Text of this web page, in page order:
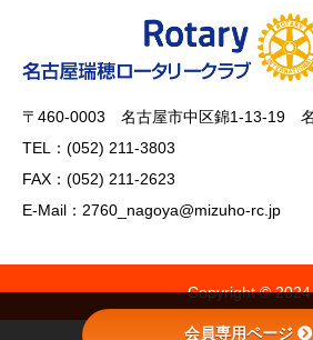
〒460-0003 名古屋市中区錦1-13-19
TEL：(052) 211-3803
FAX：(052) 211-2623
E-Mail：2760_nagoya@mizuho-rc.jp
Copyright © 2024
会員専用ページ